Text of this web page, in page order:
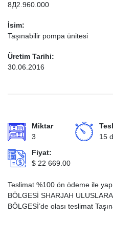
8Д2.960.000
İsim:
Taşınabilir pompa ünitesi
Üretim Tarihi:
30.06.2016
Miktar
3
15
Fiyat:
$ 22 669.00
Teslimat %100 ön ödeme ile
BÖLGESİ SHARJAH
BÖLGESİ’de olası teslimat